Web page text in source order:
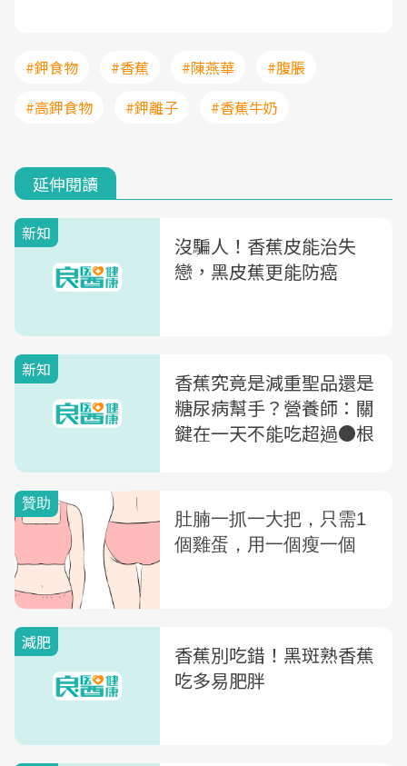
#鉀食物 #香蕉 #陳燕華
#腹脹
#高鉀食物
#鉀離子 #香蕉牛奶
延伸閱讀
新知
沒騙人！香蕉皮能治失
戀，黑皮蕉更能防癌
新知
香蕉究竟是減重聖品還是
糖尿病幫手？營養師：關
鍵在一天不能吃超過●根
減肥
香蕉別吃錯！黑斑熟香蕉
吃多易肥胖